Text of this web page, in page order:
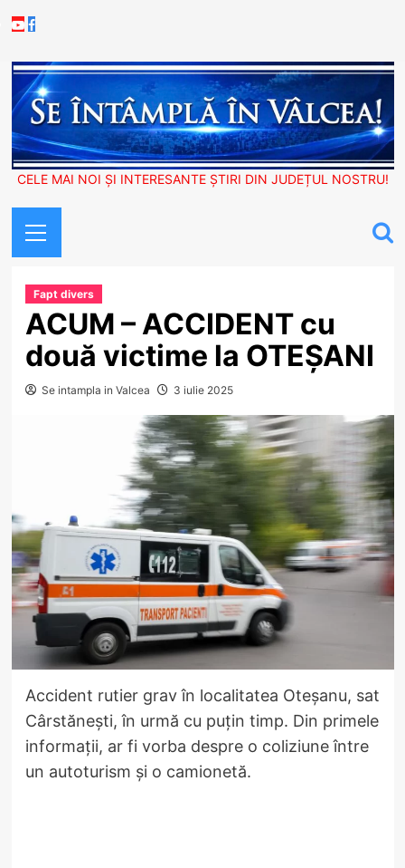
to
Youtube
Facebook
CELE MAI NOI ȘI INTERESANTE ȘTIRI DIN JUDEȚUL NOSTRU!
Menu
Fapt divers
ACUM – ACCIDENT cu
două victime la OTEȘANI
Se intampla in Valcea 3 iulie 2025
Accident rutier grav în localitatea Oteșanu, sat
Cârstănești, în urmă cu puțin timp. Din primele
informații, ar fi vorba despre o coliziune între
un autoturism și o camionetă.